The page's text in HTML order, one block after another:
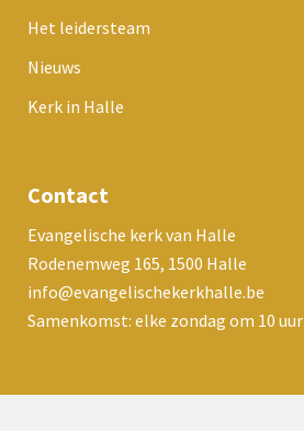
Het leidersteam
Nieuws
Kerk in Halle
Contact
Evangelische kerk van Halle
Rodenemweg 165, 1500 Halle
info@evangelischekerkhalle.be
Samenkomst: elke zondag om 10 uur